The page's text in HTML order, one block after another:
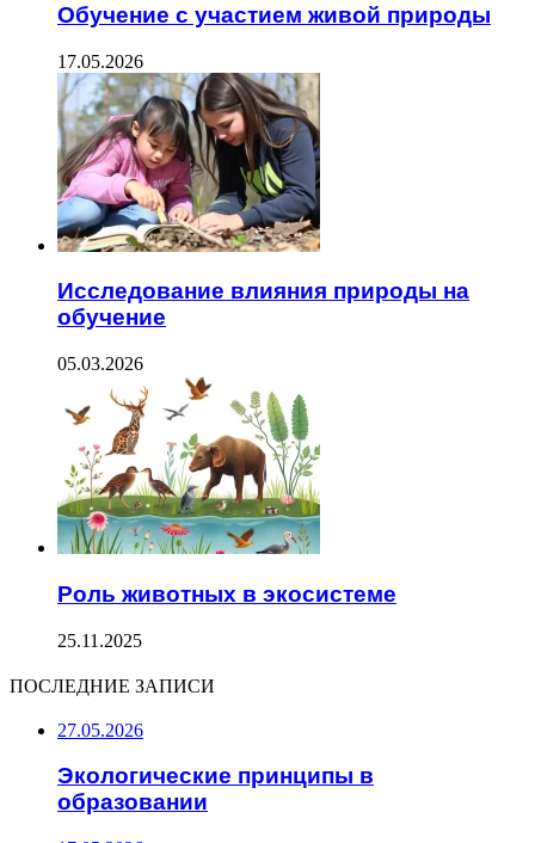
Обучение с участием живой природы
17.05.2026
Исследование влияния природы на
обучение
05.03.2026
Роль животных в экосистеме
25.11.2025
ПОСЛЕДНИЕ ЗАПИСИ
27.05.2026
Экологические принципы в
образовании